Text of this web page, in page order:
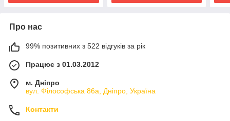
Про нас
99% позитивних з 522 відгуків за рік
Працює з 01.03.2012
м. Дніпро
вул. Філософська 86а, Дніпро, Україна
Контакти